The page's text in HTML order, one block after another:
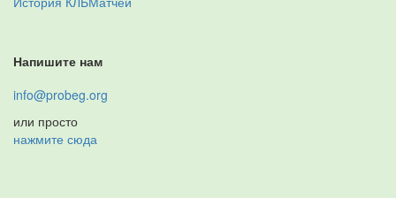
Напишите нам
info@probeg.org
или просто
нажмите сюда